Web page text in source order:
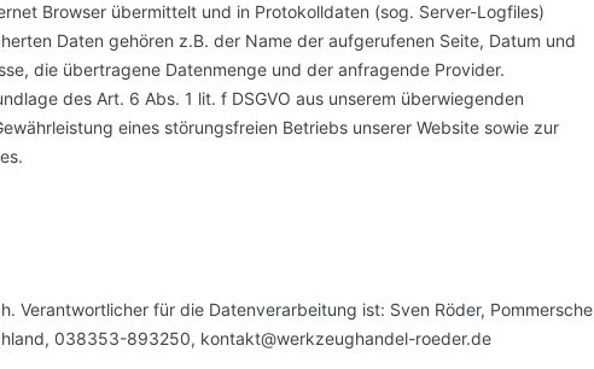
Browser übermittelt und in Protokolldaten (sog. Server-Logfiles)
Daten gehören z.B. der Name der aufgerufenen Seite, Datum und
die übertragene Datenmenge und der anfragende Provider.
des Art. 6 Abs. 1 lit. f DSGVO aus unserem überwiegenden
eines störungsfreien Betriebs unserer Website sowie zur
Verantwortlicher für die Datenverarbeitung ist: Sven Röder, Pommersche
038353-893250, kontakt@werkzeughandel-roeder.de